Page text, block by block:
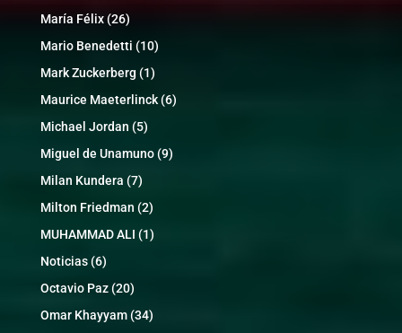
María Félix(26)
Mario Benedetti (10)
Mark Zuckerberg (1)
Maurice Maeterlinck(6)
Michael Jordan (5)
Miguel de Unamuno(9)
Milan Kundera (7)
Milton Friedman (2)
MUHAMMAD ALI (1)
Noticias(6)
Octavio Paz(20)
Omar Khayyam(34)